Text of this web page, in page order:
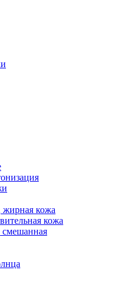
кожа
кожа
смешанная